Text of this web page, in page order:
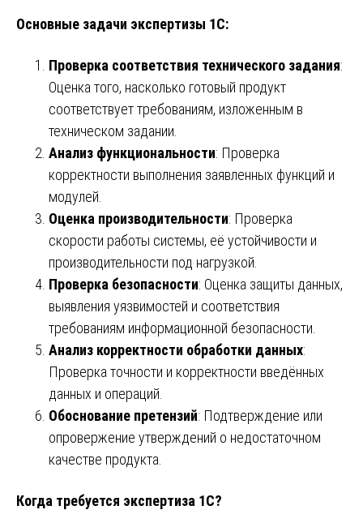
Основные задачи экспертизы 1С:
Проверка соответствия технического задания:
Оценка того, насколько готовый продукт
соответствует требованиям, изложенным в
техническом задании.
Анализ функциональности: Проверка
корректности выполнения заявленных функций и
модулей.
Оценка производительности: Проверка
скорости работы системы, её устойчивости и
производительности под нагрузкой.
Проверка безопасности: Оценка защиты данных,
выявления уязвимостей и соответствия
требованиям информационной безопасности.
Анализ корректности обработки данных:
Проверка точности и корректности введённых
данных и операций.
Обоснование претензий: Подтверждение или
опровержение утверждений о недостаточном
качестве продукта.
Когда требуется экспертиза 1С?